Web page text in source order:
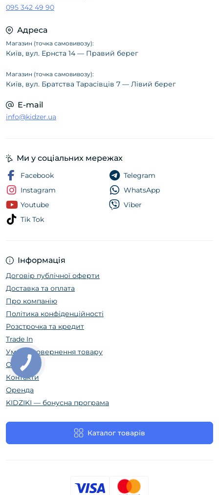
095 342 49 90
Адреса
Магазин (точка самовивозу):
Київ, вул. Ернста 14 — Правий берег
Магазин (точка самовивозу):
Київ, вул. Братства Тарасівців 7 — Лівий берег
E-mail
info@kidzer.ua
Інформація
Договір публічної оферти
Доставка та оплата
Про компанію
Політика конфіденційності
Розстрочка та кредит
Trade In
Умови повернення товару
Огляди
Контакти
Оренда
KIDZIKI — бонусна програма
Каталог товарів
Ми у соціальних мережах
Facebook
Instagram
Youtube
Tik Tok
Telegram
WhatsApp
Viber